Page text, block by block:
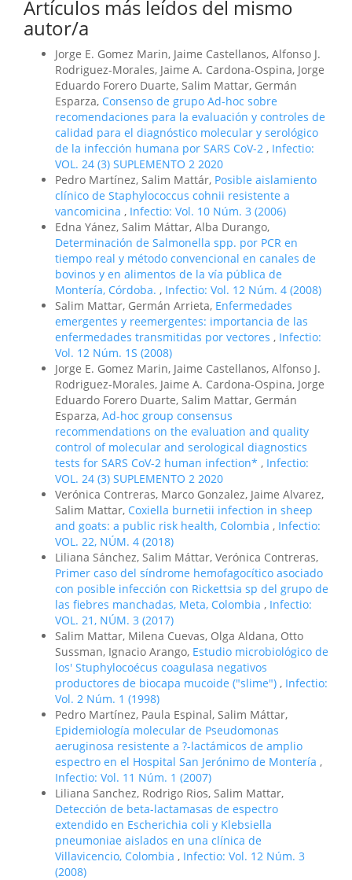
Artículos más leídos del mismo
autor/a
Jorge E. Gomez Marin, Jaime Castellanos, Alfonso J.
Rodriguez-Morales, Jaime A. Cardona-Ospina, Jorge
Eduardo Forero Duarte, Salim Mattar, Germán
Esparza, Consenso de grupo Ad-hoc sobre
recomendaciones para la evaluación y controles de
calidad para el diagnóstico molecular y serológico
de la infección humana por SARS CoV-2 , Infectio:
VOL. 24 (3) SUPLEMENTO 2 2020
Pedro Martínez, Salim Mattár, Posible aislamiento
clínico de Staphylococcus cohnii resistente a
vancomicina , Infectio: Vol. 10 Núm. 3 (2006)
Edna Yánez, Salim Máttar, Alba Durango,
Determinación de Salmonella spp. por PCR en
tiempo real y método convencional en canales de
bovinos y en alimentos de la vía pública de
Montería, Córdoba. , Infectio: Vol. 12 Núm. 4 (2008)
Salim Mattar, Germán Arrieta, Enfermedades
emergentes y reemergentes: importancia de las
enfermedades transmitidas por vectores , Infectio:
Vol. 12 Núm. 1S (2008)
Jorge E. Gomez Marin, Jaime Castellanos, Alfonso J.
Rodriguez-Morales, Jaime A. Cardona-Ospina, Jorge
Eduardo Forero Duarte, Salim Mattar, Germán
Esparza, Ad-hoc group consensus
recommendations on the evaluation and quality
control of molecular and serological diagnostics
tests for SARS CoV-2 human infection* , Infectio:
VOL. 24 (3) SUPLEMENTO 2 2020
Verónica Contreras, Marco Gonzalez, Jaime Alvarez,
Salim Mattar, Coxiella burnetii infection in sheep
and goats: a public risk health, Colombia , Infectio:
VOL. 22, NÚM. 4 (2018)
Liliana Sánchez, Salim Máttar, Verónica Contreras,
Primer caso del síndrome hemofagocítico asociado
con posible infección con Rickettsia sp del grupo de
las fiebres manchadas, Meta, Colombia , Infectio:
VOL. 21, NÚM. 3 (2017)
Salim Mattar, Milena Cuevas, Olga Aldana, Otto
Sussman, Ignacio Arango, Estudio microbiológico de
los' Stuphylocoécus coagulasa negativos
productores de biocapa mucoide ("slime") , Infectio:
Vol. 2 Núm. 1 (1998)
Pedro Martínez, Paula Espinal, Salim Máttar,
Epidemiología molecular de Pseudomonas
aeruginosa resistente a ?-lactámicos de amplio
espectro en el Hospital San Jerónimo de Montería ,
Infectio: Vol. 11 Núm. 1 (2007)
Liliana Sanchez, Rodrigo Rios, Salim Mattar,
Detección de beta-lactamasas de espectro
extendido en Escherichia coli y Klebsiella
pneumoniae aislados en una clínica de
Villavicencio, Colombia , Infectio: Vol. 12 Núm. 3
(2008)